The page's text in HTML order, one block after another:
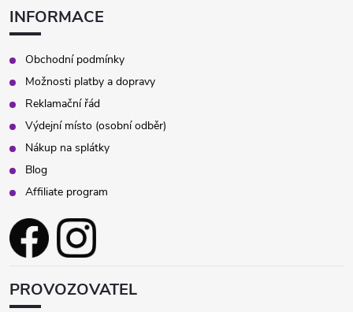
INFORMACE
Obchodní podmínky
Možnosti platby a dopravy
Reklamační řád
Výdejní místo (osobní odběr)
Nákup na splátky
Blog
Affiliate program
PROVOZOVATEL